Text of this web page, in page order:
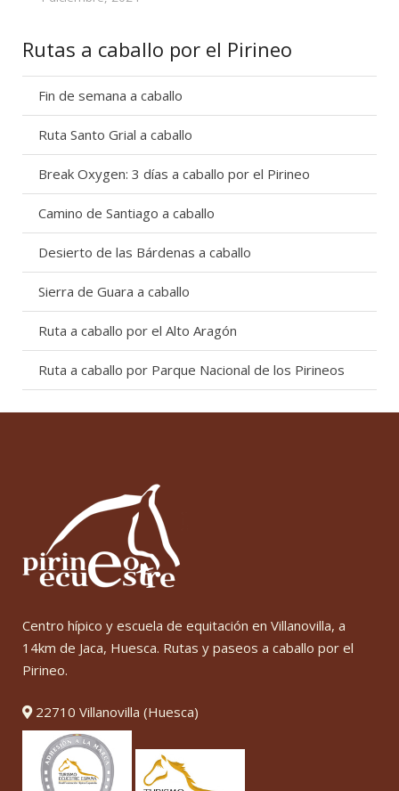
Rutas a caballo por el Pirineo
Fin de semana a caballo
Ruta Santo Grial a caballo
Break Oxygen: 3 días a caballo por el Pirineo
Camino de Santiago a caballo
Desierto de las Bárdenas a caballo
Sierra de Guara a caballo
Ruta a caballo por el Alto Aragón
Ruta a caballo por Parque Nacional de los Pirineos
Centro hípico y escuela de equitación en Villanovilla, a
14km de Jaca, Huesca. Rutas y paseos a caballo por el
Pirineo.
22710 Villanovilla (Huesca)